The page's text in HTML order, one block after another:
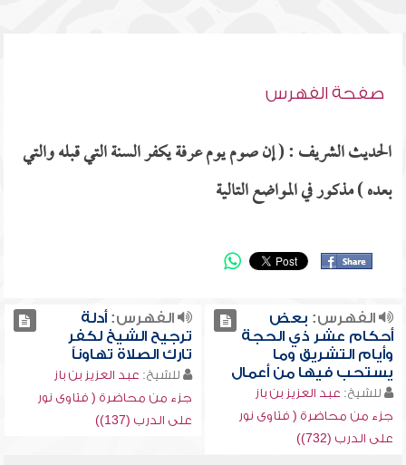
صفحة الفهرس
الحديث الشريف : ( إن صوم يوم عرفة يكفر السنة التي قبله والتي
بعده ) مذكور في المواضع التالية
الفهرس: بعض
أحكام عشر ذي الحجة
وأيام التشريق وما
يستحب فيها من أعمال
للشيخ: عبد العزيز بن باز
جزء من محاضرة ( فتاوى نور
على الدرب (732))
الفهرس:أدلة
ترجيح الشيخ لكفر
تارك الصلاة تهاوناً
للشيخ: عبد العزيز بن باز
جزء من محاضرة ( فتاوى نور
على الدرب (137))